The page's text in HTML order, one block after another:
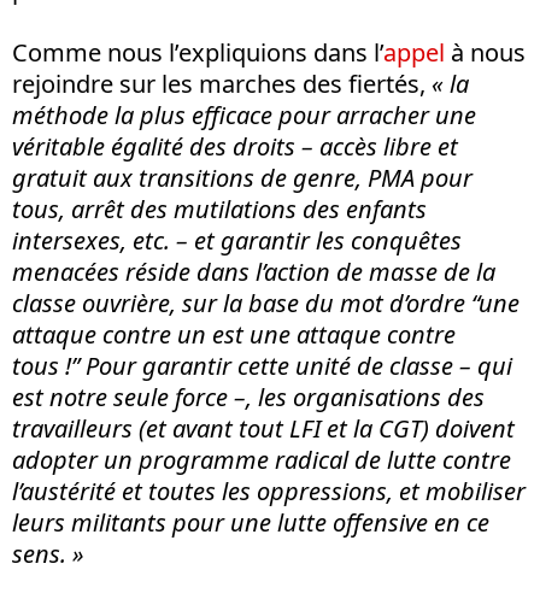
Comme nous l’expliquions dans l’appel à nous
rejoindre sur les marches des fiertés, « la
méthode la plus efficace pour arracher une
véritable égalité des droits – accès libre et
gratuit aux transitions de genre, PMA pour
tous, arrêt des mutilations des enfants
intersexes, etc. – et garantir les conquêtes
menacées réside dans l’action de masse de la
classe ouvrière, sur la base du mot d’ordre “une
attaque contre un est une attaque contre
tous !” Pour garantir cette unité de classe – qui
est notre seule force –, les organisations des
travailleurs (et avant tout LFI et la CGT) doivent
adopter un programme radical de lutte contre
l’austérité et toutes les oppressions, et mobiliser
leurs militants pour une lutte offensive en ce
sens. »